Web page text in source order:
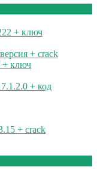
+ ключ
+ crack
+ ключ
+ код
+ crack